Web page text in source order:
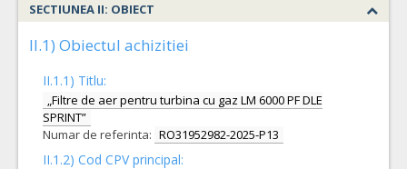
SECTIUNEA II: OBIECT
II.1) Obiectul achizitiei
II.1.1) Titlu:
„Filtre de aer pentru turbina cu gaz LM 6000 PF DLE
SPRINT”
Numar de referinta: RO31952982-2025-P13
II.1.2) Cod CPV principal: